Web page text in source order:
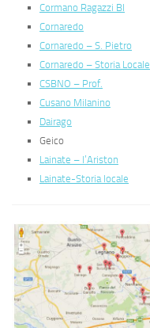
Cormano Ragazzi BI
Cornaredo
Cornaredo – S. Pietro
Cornaredo – Storia Locale
CSBNO – Prof.
Cusano Milanino
Dairago
Geico
Lainate – l’Ariston
Lainate-Storia locale